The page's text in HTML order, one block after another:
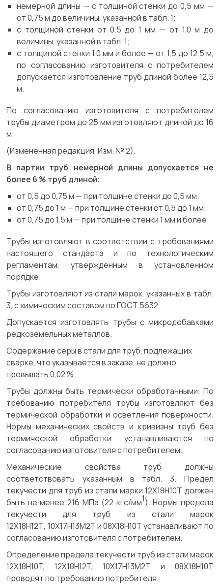
немерной длины — с толщиной стенки до 0,5 мм —
от 0,75 м до величины, указанной в табл. 1;
с толщиной стенки от 0,5 до 1 мм — от 1.0 м до
величины, указанной в табл. 1;
с толщиной стенки 1,0 мм и более — от 1,5 до 12,5 м,
по согласованию изготовителя с потребителем
допускается изготовление труб длиной более 12,5
м.
По согласованию изготовителя с потребителем
трубы диаметром до 25 мм изготовляют длиной до 16
м.
(Измененная редакция, Изм. № 2).
В партии труб немерной длины допускается не
более 6 % труб длиной:
от 0,5 до 0,75 м — при толщине стенки до 0,5 мм;
от 0,75 до 1 м — при толщине стенки от 0,5 до 1 мм;
от 0,75 до 1,5 м — при толщине стенки 1 мм и более.
Трубы изготовляют в соответствии с требованиями
настоящего стандарта и по технологическим
регламентам, утвержденным в установленном
порядке.
Трубы изготовляют из стали марок, указанных в табл.
3, с химическим составом по ГОСТ 5632.
Допускается изготовлять трубы с микродобавками
редкоземельных металлов.
Содержание серы в стали для труб, подлежащих
сварке, что указывается в заказе, не должно
превышать 0,02 %.
Трубы должны быть термически обработанными. По
требованию потребителя трубы изготовляют без
термической обработки и осветления поверхности.
Нормы механических свойств и кривизны труб без
термической обработки устанавливаются по
согласованию изготовителя с потребителем.
Механические свойства труб должны
соответствовать указанным в табл. 3. Предел
текучести для труб из стали марки 12Х18Н10Т должен
быть не менее 216 МПа (22 кгс/мм1). Нормы предела
текучести для труб из стали марок
12Х18Н12Т, 10X17H13M2T и 08X18H10T устанавливают по
согласованию изготовителя с потребителем.
Определение предела текучести труб из стали марок
12X18H10T, 12X18H12T, 10X17H13M2T и 08X18Н10Т
проводят по требованию потребителя.